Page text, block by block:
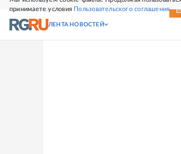
принимаете условия Пользовательского соглашения
СВЕЖИЙ НОМЕР
ЛЕНТА НОВОСТЕЙ